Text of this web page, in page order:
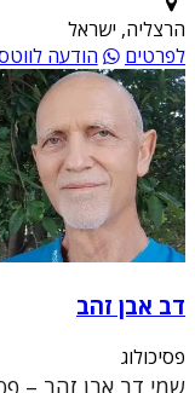
הרצליה, ישראל
לפרטים
הודעה
דב אבן זהב
פסיכולוג
שמי דב אבן זהב –